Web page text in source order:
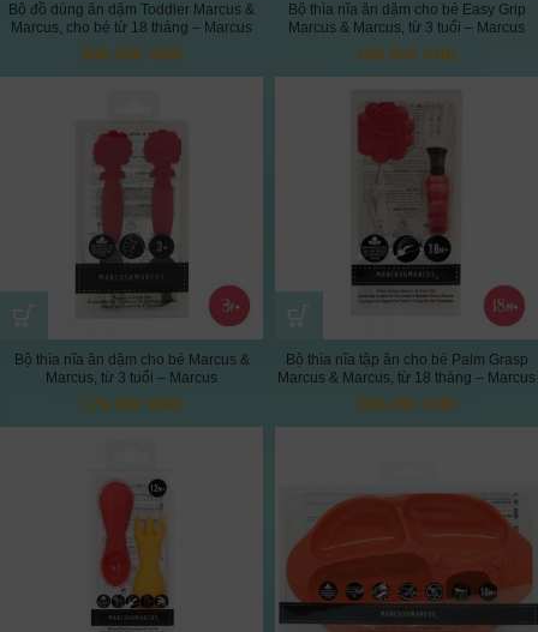
Bộ đồ dùng ăn dặm Toddler Marcus &
Marcus, cho bé từ 18 tháng – Marcus
388.000 VNĐ
Bộ thìa nĩa ăn dặm cho bé Easy Grip
Marcus & Marcus, từ 3 tuổi – Marcus
188.000 VNĐ
Bộ thìa nĩa ăn dặm cho bé Marcus &
Marcus, từ 3 tuổi – Marcus
178.000 VNĐ
Bộ thìa nĩa tập ăn cho bé Palm Grasp
Marcus & Marcus, từ 18 tháng – Marcus
208.000 VNĐ